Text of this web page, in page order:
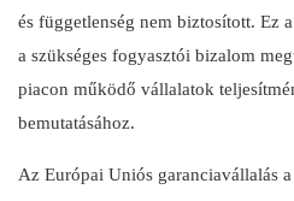
és függetlenség nem biztosított. Ez
a szükséges fogyasztói bizalom
piacon működő vállalatok
bemutatásához.
Az Európai Uniós garanciavállalás